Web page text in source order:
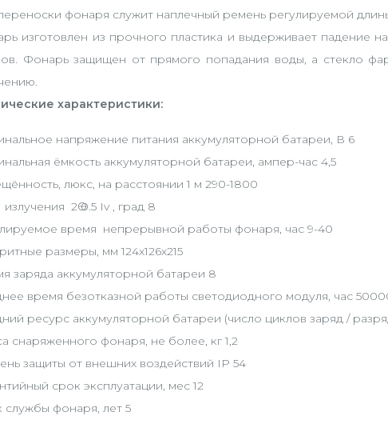
фонаря служит наплечный ремень регулируемой
изготовлен из прочного пластика и выдерживает падение
Фонарь защищен от прямого попадания воды, а стекло
характеристики:
напряжение питания аккумуляторной батареи, В 6
ёмкость аккумуляторной батареи, ампер-час 4,5
люкс, на расстоянии 1 м 290-1800
2Ө 0.5 Iv , град 8
время непрерывной работы фонаря, час 9-40
размеры, мм 124х126х215
заряда аккумуляторной батареи 8
время безотказной работы светодиодного модуля, час
ресурс аккумуляторной батареи (число циклов заряд /
снаряженного фонаря, не более, кг 1,2
защиты от внешних воздействий IP 54
срок эксплуатации, мес 12
службы фонаря, лет 5